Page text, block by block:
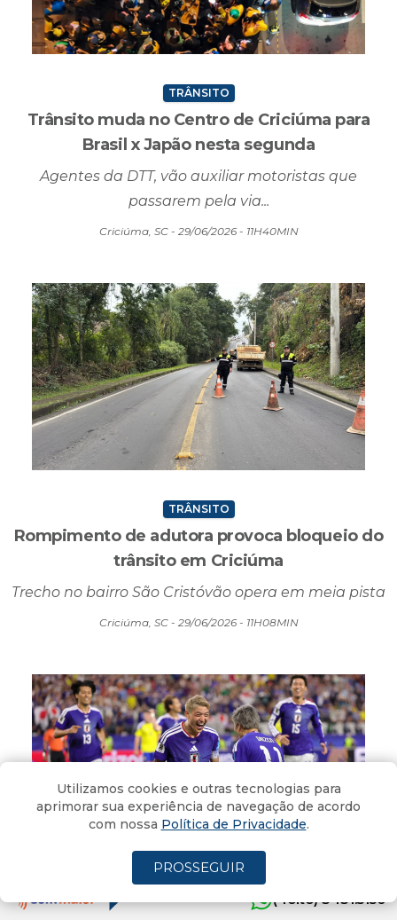
TRÂNSITO
Trânsito muda no Centro de Criciúma para
Brasil x Japão nesta segunda
Agentes da DTT, vão auxiliar motoristas que
Criciúma, SC - 29/06/2026 - 11H40MIN
TRÂNSITO
Rompimento de adutora provoca bloqueio do
trânsito em Criciúma
Criciúma, SC - 29/06/2026 - 11H08MIN
(4oito) 3431.5150
Utilizamos cookies e outras tecnologias para
aprimorar sua experiência de navegação de acordo
com nossa Política de Privacidade.
PROSSEGUIR